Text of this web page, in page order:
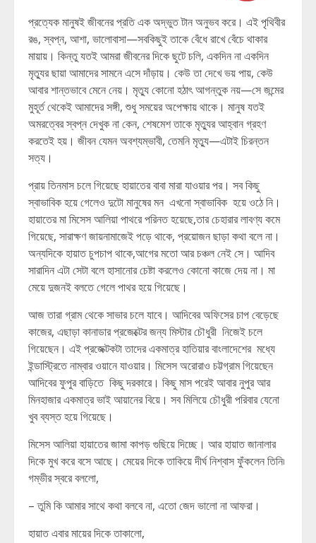
প্রত্যেক মানুষই জীবনের প্রতি এক অদ্ভুত টান অনুভব করে। এই পৃথিবীর
রঙ, স্বপ্ন, আশা, ভালোবাসা—সবকিছুই তাকে বেঁধে রাখে বেঁচে থাকার
মায়ায়। কিন্তু যতই আমরা জীবনের দিকে ছুটে চলি, একদিন না একদিন
মৃত্যুর ছায়া আমাদের সামনে এসে দাঁড়ায়। কেউ তা দেখে ভয় পায়, কেউ
আবার শান্তভাবে মেনে নেয়। মৃত্যু কোনো হঠাৎ আগন্তুক নয়—সে জন্মের
মুহূর্ত থেকেই আমাদের সঙ্গী, শুধু সময়ের অপেক্ষায় থাকে। মানুষ যতই
অমরত্বের স্বপ্ন দেখুক না কেন, শেষমেশ তাকে মৃত্যুর আহ্বান গ্রহণ
করতেই হয়। জীবন যেমন অবশ্যম্ভাবী, তেমনি মৃত্যু—এটাই চিরন্তন
সত্য।
প্রায় তিনমাস চলে গিয়েছে হায়াতের বাবা মারা যাওয়ার পর। সব কিছু
স্বাভাবিক হয়ে গেলেও দুটো মানুষের মন এখনো স্বাভাবিক হয়ে ওঠে নি।
হায়াতের মা মিসেস আলিয়া পাথরে পরিনত হয়েছে,তার চেহারার লাবণ্য কমে
গিয়েছে, সারাক্ষণ জায়নামাজেই পড়ে থাকে, প্রয়োজন ছাড়া কথা বলে না।
অন্যদিকে হায়াত চুপচাপ থাকে,আগের মতো আর চঞ্চল নেই সে। আদিব
সারাদিন এটা সেটা বলে হাসানোর চেষ্টা করলেও কোনো কাজে দেয় না। মা
মেয়ে দুজনই বলতে গেলে পাথর হয়ে গিয়েছে।
আজ তারা গ্রাম থেকে সাভার চলে যাবে। আদিবের অফিসের চাপ বেড়েছে
কাজের, এছাড়া কানাডার প্রজেক্টের জন্য মিস্টার চৌধুরী নিজেই চলে
গিয়েছেন। এই প্রজেক্টকটা তাদের একমাত্র হাতিয়ার বাংলাদেশের মধ্যে
ইন্ডাস্ট্রিতে নাম্বার ওয়ানে যাওয়ার। মিসেস অরোরাও চট্টগ্রাম গিয়েছেন
আদিবের ফুপুর বাড়িতে কিছু দরকারে। কিছু মাস পরেই আবার নুপুর আর
মিনহাজার একমাত্র ভাই আয়ানের বিয়ে। সব মিলিয়ে চৌধুরী পরিবার যেনো
খুব ব্যস্ত হয়ে গিয়েছে।
মিসেস আলিয়া হায়াতের জামা কাপড় গুছিয়ে দিচ্ছে। আর হায়াত জানালার
দিকে মুখ করে বসে আছে। মেয়ের দিকে তাকিয়ে দীর্ঘ নিশ্বাস ফুঁকলেন তিনি৷
গম্ভীর স্বরে বললো,
– তুমি কি আমার সাথে কথা বলবে না, এতো জেদ ভালো না আফরা।
হায়াত এবার মায়ের দিকে তাকালো,